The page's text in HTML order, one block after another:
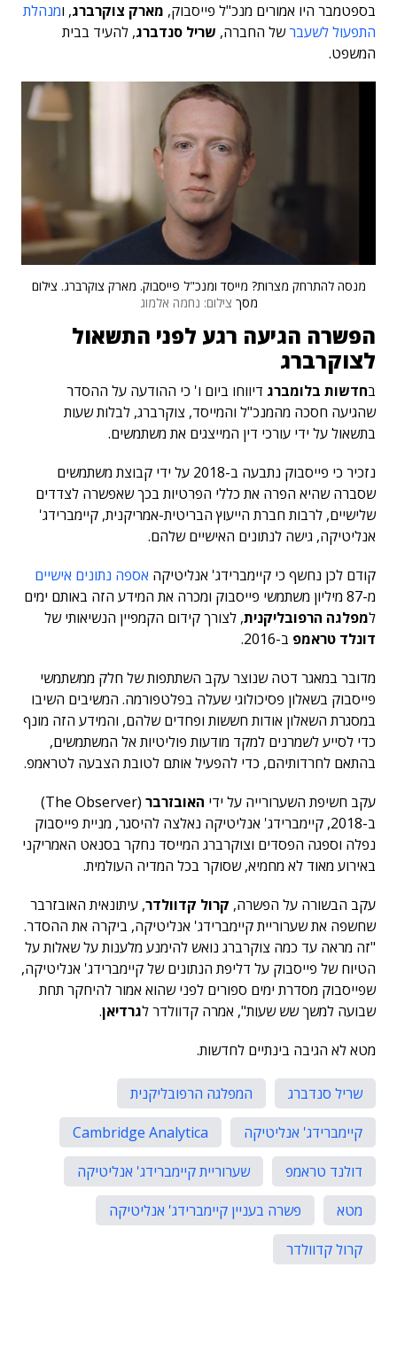
בספטמבר היו אמורים מנכ"ל פייסבוק, מארק צוקרברג, ומנהלת
התפעול לשעברשל החברה, שריל סנדברג, להעיד בבית
המשפט.
מנסה להתרחק מצרות? מייסד ומנכ"ל פייסבוק. מארק צוקרברג. צילום
מסך צילום: נחמה אלמוג
הפשרה הגיעה רגע לפני התשאול
לצוקרברג
בחדשות בלומברג דיווחו ביום ו' כי ההודעה על ההסדר
שהגיעה חסכה מהמנכ"ל והמייסד, צוקרברג, לבלות שעות
בתשאול על ידי עורכי דין המייצגים את משתמשים.
נזכיר כי פייסבוק נתבעה ב-2018 על ידי קבוצת משתמשים
שסברה שהיא הפרה את כללי הפרטיות בכך שאפשרה לצדדים
שלישיים, לרבות חברת הייעוץ הבריטית-אמריקנית, קיימברידג'
אנליטיקה, גישה לנתונים האישיים שלהם.
קודם לכן נחשף כי קיימברידג' אנליטיקה אספה נתונים אישיים
מ-87 מיליון משתמשי פייסבוק ומכרה את המידע הזה באותם ימים
למפלגה הרפובליקנית, לצורך קידום הקמפיין הנשיאותי של
דונלד טראמפ ב-2016.
מדובר במאגר דטה שנוצר עקב השתתפות של חלק ממשתמשי
פייסבוק בשאלון פסיכולוגי שעלה בפלטפורמה. המשיבים השיבו
במסגרת השאלון אודות חששות ופחדים שלהם, והמידע הזה מונף
כדי לסייע לשמרנים למקד מודעות פוליטיות אל המשתמשים,
בהתאם לחרדותיהם, כדי להפעיל אותם לטובת הצבעה לטראמפ.
עקב חשיפת השערורייה על ידי האובזרבר
(The Observer)
ב-2018, קיימברידג' אנליטיקה נאלצה להיסגר, מניית פייסבוק
נפלה וספגה הפסדים וצוקרברג המייסד נחקר בסנאט האמריקני
באירוע מאוד לא מחמיא, שסוקר בכל המדיה העולמית.
עקב הבשורה על הפשרה, קרול קדוולדר, עיתונאית האובזרבר
שחשפה את שערוריית קיימברידג' אנליטיקה, ביקרה את ההסדר.
"זה מראה עד כמה צוקרברג נואש להימנע מלענות על שאלות על
הטיוח של פייסבוק על דליפת הנתונים של קיימברידג' אנליטיקה,
שפייסבוק מסדרת ימים ספורים לפני שהוא אמור להיחקר תחת
שבועה למשך שש שעות", אמרה קדוולדר לגרדיאן.
מטא לא הגיבה בינתיים לחדשות.
שריל סנדברג
המפלגה הרפובליקנית
קיימברידג' אנליטיקה
Cambridge Analytica
דולנד טראמפ
שערוריית קיימברידג' אנליטיקה
מטא
פשרה בעניין קיימברידג' אנליטיקה
קרול קדוולדר